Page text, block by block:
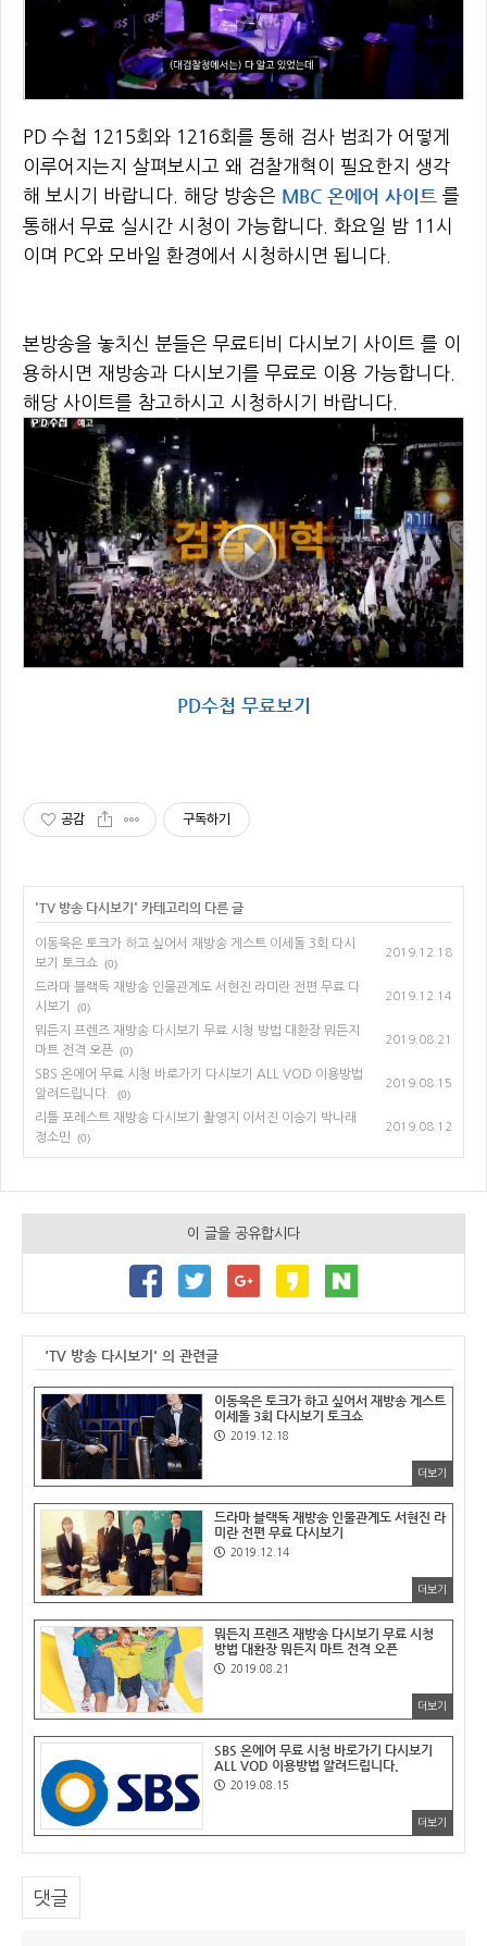
PD 수첩 1215회와 1216회를 통해 검사 범죄가 어떻게
이루어지는지 살펴보시고 왜 검찰개혁이 필요한지 생각
해 보시기 바랍니다. 해당 방송은 MBC 온에어 사이트 를
통해서 무료 실시간 시청이 가능합니다. 화요일 밤 11시
이며 PC와 모바일 환경에서 시청하시면 됩니다.
본방송을 놓치신 분들은 무료티비 다시보기 사이트 를 이
용하시면 재방송과 다시보기를 무료로 이용 가능합니다.
해당 사이트를 참고하시고 시청하시기 바랍니다.
PD수첩 무료보기
공감 구독하기
'TV 방송 다시보기 ' 카테고리의 다른 글
이동욱은 토크가 하고 싶어서 재방송 게스트 이세돌 3회 다시
보기 토크쇼 (0)
2019.12.18
드라마 블랙독 재방송 인물관계도 서현진 라미란 전편 무료 다
시보기
(0)
2019.12.14
뭐든지 프렌즈 재방송 다시보기 무료 시청 방법 대환장 뭐든지
마트 전격 오픈 (0)
2019.08.21
SBS 온에어 무료 시청 바로가기 다시보기 ALL VOD 이용방법
알려드립니다.
(0)
2019.08.15
리틀 포레스트 재방송 다시보기 촬영지 이서진 이승기 박나래
정소민
(0)
2019.08.12
이 글을 공유합시다
'TV 방송 다시보기' 의 관련글
이동욱은 토크가 하고 싶어서 재방송 게스트
이세돌 3회 다시보기 토크쇼
2019.12.18
더보기
드라마 블랙독 재방송 인물관계도 서현진 라
미란 전편 무료 다시보기
2019.12.14
더보기
뭐든지 프렌즈 재방송 다시보기 무료 시청
방법 대환장 뭐든지 마트 전격 오픈
2019.08.21
더보기
SBS 온에어 무료 시청 바로가기 다시보기
ALL VOD 이용방법 알려드립니다.
2019.08.15
더보기
댓글